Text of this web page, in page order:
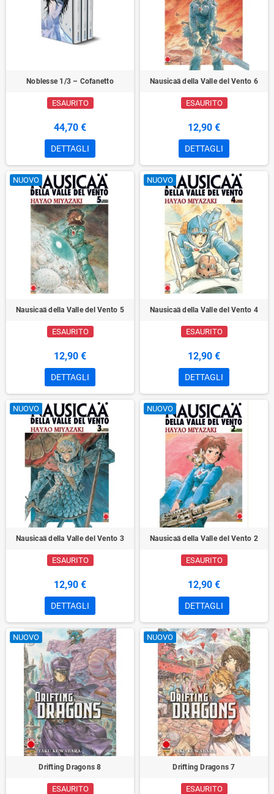
Noblesse 1/3 – Cofanetto
ESAURITO
44,70 €
DETTAGLI
Nausicaä della Valle del Vento 6
ESAURITO
12,90 €
DETTAGLI
NUOVO
Nausicaä della Valle del Vento 5
ESAURITO
12,90 €
DETTAGLI
NUOVO
Nausicaä della Valle del Vento 4
ESAURITO
12,90 €
DETTAGLI
NUOVO
Nausicaä della Valle del Vento 3
ESAURITO
12,90 €
DETTAGLI
NUOVO
Nausicaä della Valle del Vento 2
ESAURITO
12,90 €
DETTAGLI
NUOVO
Drifting Dragons 8
ESAURITO
NUOVO
Drifting Dragons 7
ESAURITO